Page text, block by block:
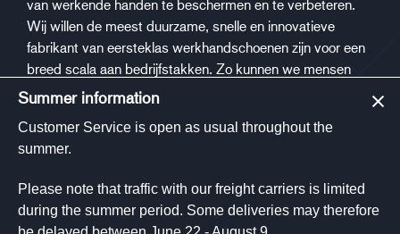
van werkende handen te beschermen en te verbeteren.
Wij willen de meest duurzame, snelle en innovatieve
fabrikant van eersteklas werkhandschoenen zijn voor een
breed scala aan bedrijfstakken. Zo kunnen we mensen
een veiligere en gezondere werkplek bieden.
Sociale media
Summer information
Customer Service is open as usual throughout the
summer.
Please note that traffic with our freight carriers is limited
during the summer period. Some deliveries may therefore